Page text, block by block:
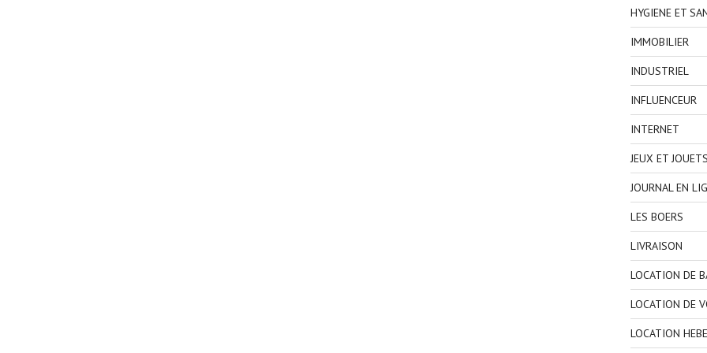
HYGIENE ET
IMMOBILIER
INDUSTRIEL
INFLUENCEUR
INTERNET
JEUX ET JOUETS
JOURNAL EN
LES BOERS
LIVRAISON
LOCATION DE
LOCATION DE
LOCATION